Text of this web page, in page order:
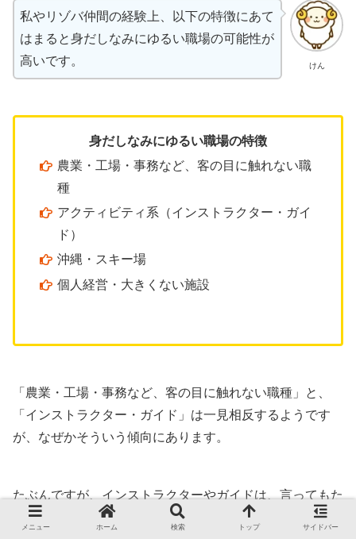
けん
私やリゾバ仲間の経験上、以下の特徴にあて
はまると身だしなみにゆるい職場の可能性が
高いです。
身だしなみにゆるい職場の特徴
農業・工場・事務など、客の目に触れない職
種
アクティビティ系（インストラクター・ガイ
ド）
沖縄・スキー場
個人経営・大きくない施設
「農業・工場・事務など、客の目に触れない職種」と、
「インストラクター・ガイド」は一見相反するようです
が、なぜかそういう傾向にあります。
たぶんですが、インストラクターやガイドは、言ってもた
いして守らないやんちゃな人が多いんじゃないかなと思い
メニュー ホーム 検索 トップ サイドバー